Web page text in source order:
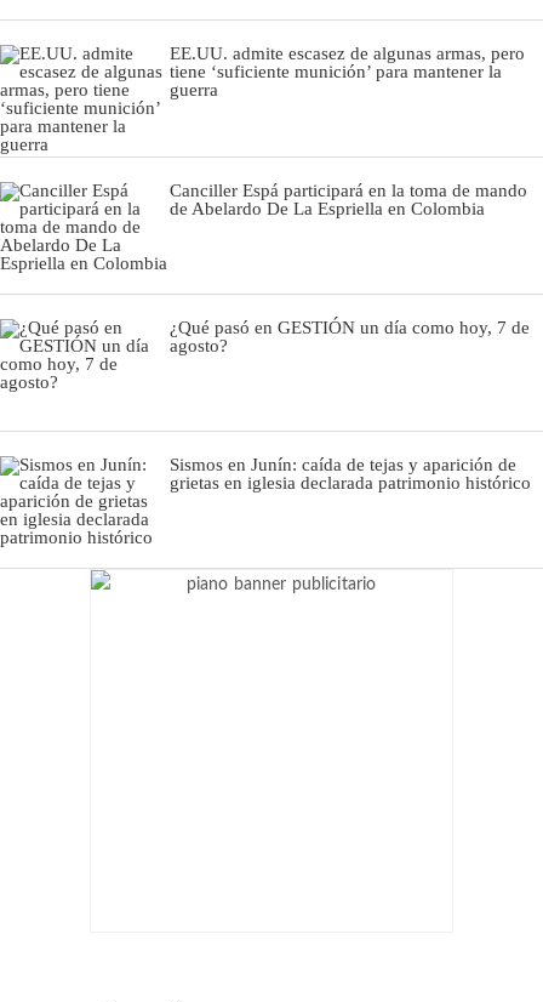
EE.UU. admite escasez de algunas armas, pero
tiene ‘suficiente munición’ para mantener la
guerra
Canciller Espá participará en la toma de mando
de Abelardo De La Espriella en Colombia
¿Qué pasó en GESTIÓN un día como hoy, 7 de
agosto?
Sismos en Junín: caída de tejas y aparición de
grietas en iglesia declarada patrimonio histórico